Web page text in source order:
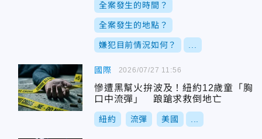
全案發生的時間？
全案發生的地點？
嫌犯目前情況如何？
國際
慘遭黑幫火拚波及！紐約12歲童「胸
口中流彈」 踉蹌求救倒地亡
紐約 流彈 美國
2026/07/27 11:56